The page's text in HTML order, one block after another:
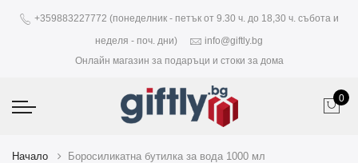
+359883227772 (понеделник - петък от 9.30 ч. до 18,30 ч. събота и
неделя - поч. дни)
info@giftly.bg
Онлайн магазин за подаръци и стоки за дома
0
Начало Боросиликатна бутилка за вода 1000 мл